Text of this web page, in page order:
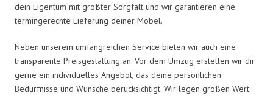
dein Eigentum mit größter Sorgfalt und wir garantieren eine
termingerechte Lieferung deiner Möbel.
Neben unserem umfangreichen Service bieten wir auch eine
transparente Preisgestaltung an. Vor dem Umzug erstellen wir dir
gerne ein individuelles Angebot, das deine persönlichen
Bedürfnisse und Wünsche berücksichtigt. Wir legen großen Wert